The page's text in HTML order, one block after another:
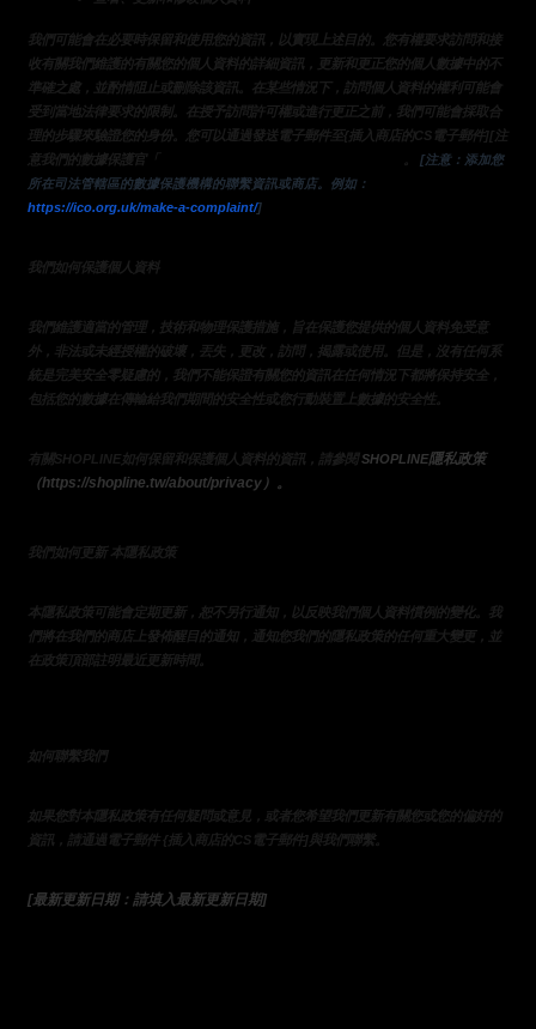
我們可能會在必要時保留和使用您的資訊，以實現上述目的。您有權要求訪問和接
收有關我們維護的有關您的個人資料的詳細資訊，更新和更正您的個人數據中的不
準確之處，並酌情阻止或刪除該資訊。在某些情況下，訪問個人資料的權利可能會
受到當地法律要求的限制。在授予訪問許可權或進行更正之前，我們可能會採取合
理的步驟來驗證您的身份。您可以通過發送電子郵件至{插入商店的CS電子郵件][注
意我們的數據保護官「
[注意：添加您
所在司法管轄區的數據保護機構的聯繫資訊或商店。例如：
https://ico.org.uk/make-a-complaint/]
我們如何保護個人資料
我們維護適當的管理，技術和物理保護措施，旨在保護您提供的個人資料免受意
外，非法或未經授權的破壞，丟失，更改，訪問，揭露或使用。但是，沒有任何系
統是完美安全零疑慮的，我們不能保證有關您的資訊在任何情況下都將保持安全，
包括您的數據在傳輸給我們期間的安全性或您行動裝置上數據的安全性。
有關SHOPLINE如何保留和保護個人資料的資訊，請參閱 SHOPLINE隱私政策
（https://shopline.tw/about/privacy）。
我們如何更新 本隱私政策
本隱私政策可能會定期更新，恕不另行通知，以反映我們個人資料慣例的變化。我
們將在我們的商店上發佈醒目的通知，通知您我們的隱私政策的任何重大變更，並
在政策頂部註明最近更新時間。
如何聯繫我們
如果您對本隱私政策有任何疑問或意見，或者您希望我們更新有關您或您的偏好的
資訊，請通過電子郵件 {插入商店的CS電子郵件]與我們聯繫。
[最新更新日期：請填入最新更新日期]